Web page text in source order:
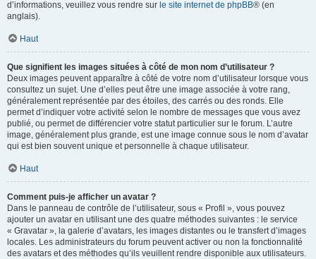
d’informations, veuillez vous rendre sur le site internet de phpBB® (en
anglais).
Haut
Que signifient les images situées à côté de mon nom d’utilisateur ?
Deux images peuvent apparaître à côté de votre nom d’utilisateur lorsque vous
consultez un sujet. Une d’elles peut être une image associée à votre rang,
généralement représentée par des étoiles, des carrés ou des ronds. Elle
permet d’indiquer votre activité selon le nombre de messages que vous avez
publié, ou permet de différencier votre statut particulier sur le forum. L’autre
image, généralement plus grande, est une image connue sous le nom d’avatar
qui est bien souvent unique et personnelle à chaque utilisateur.
Haut
Comment puis-je afficher un avatar ?
Dans le panneau de contrôle de l’utilisateur, sous « Profil », vous pouvez
ajouter un avatar en utilisant une des quatre méthodes suivantes : le service
« Gravatar », la galerie d’avatars, les images distantes ou le transfert d’images
locales. Les administrateurs du forum peuvent activer ou non la fonctionnalité
des avatars et des méthodes qu’ils veuillent rendre disponible aux utilisateurs.